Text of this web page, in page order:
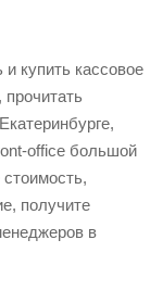
купить кассовое
прочитать
office большой
получите
в